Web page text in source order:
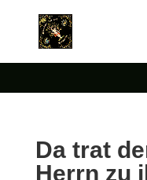
Da trat
Herrn zu